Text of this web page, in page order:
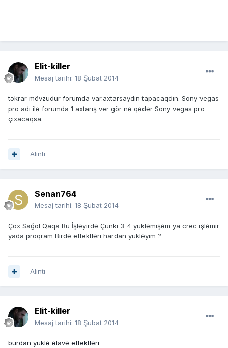
Elit-killer
Mesaj tarihi: 18 Şubat 2014
təkrar mövzudur forumda var.axtarsaydın tapacaqdın. Sony vegas
pro adı ilə forumda 1 axtarış ver gör nə qədər Sony vegas pro
çıxacaqsa.
Alıntı
Senan764
Mesaj tarihi: 18 Şubat 2014
Çox Sağol Qaqa Bu İşləyirdə Çünki 3-4 yükləmişəm ya crec işləmir
yada proqram Birdə effektləri hardan yükləyim ?
Alıntı
Elit-killer
Mesaj tarihi: 18 Şubat 2014
burdan yüklə əlavə effektləri